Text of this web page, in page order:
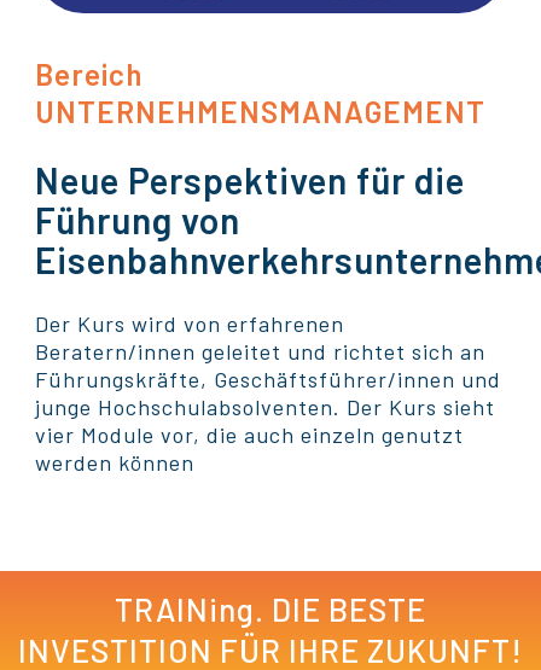
Bereich
UNTERNEHMENSMANAGEMENT
Neue Perspektiven für die
Führung von
Der Kurs wird von erfahrenen
Beratern/innen geleitet und richtet sich an
Führungskräfte, Geschäftsführer/innen und
junge Hochschulabsolventen. Der Kurs sieht
vier Module vor, die auch einzeln genutzt
werden können
TRAINing. DIE BESTE
INVESTITION FÜR IHRE ZUKUNFT!